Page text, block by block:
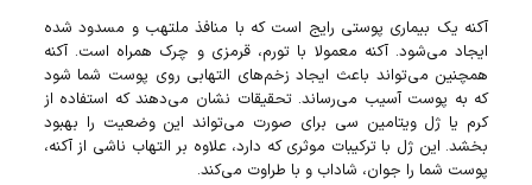
آکنه یک بیماری پوستی رایج است که با منافذ ملتهب و مسدود شده
ایجاد می‌شود. آکنه معمولا با تورم، قرمزی و چرک همراه است. آکنه
همچنین می‌تواند باعث ایجاد زخم‌های التهابی روی پوست شما شود
که به پوست آسیب می‌رساند. تحقیقات نشان می‌دهند که استفاده از
کرم یا ژل ویتامین سی برای صورت می‌تواند این وضعیت را بهبود
بخشد. این ژل با ترکیبات موثری که دارد، علاوه بر التهاب ناشی از آکنه،
پوست شما را جوان، شاداب و با طراوت می‌کند.